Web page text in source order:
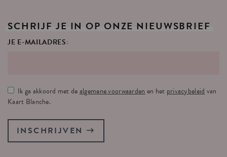
SCHRIJF JE IN OP ONZE NIEUWSBRIEF
JE E-MAILADRES:
Ik ga akkoord met dealgemene voorwaardenen het privacybeleidvan
Kaart Blanche.
INSCHRIJVEN